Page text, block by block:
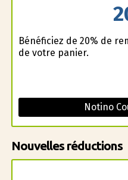
Bénéficiez de 20% de
de votre panier.
Notino
Nouvelles réductions